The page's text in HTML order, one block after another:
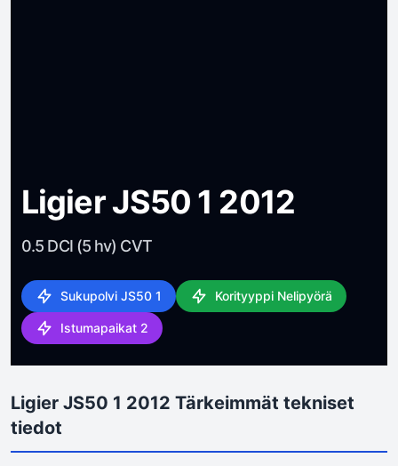
Ligier JS50 1 2012
0.5 DCI (5 hv) CVT
Sukupolvi JS50 1 Korityyppi Nelipyörä
Istumapaikat 2
Ligier JS50 1 2012 Tärkeimmät tekniset
tiedot